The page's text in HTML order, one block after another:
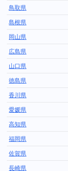
鳥取県
島根県
岡山県
広島県
山口県
徳島県
香川県
愛媛県
高知県
福岡県
佐賀県
長崎県